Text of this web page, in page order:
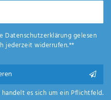
Daten­schutz­erklärunggelesen
jederzeit widerrufen.**
es sich um ein Pflichtfeld.